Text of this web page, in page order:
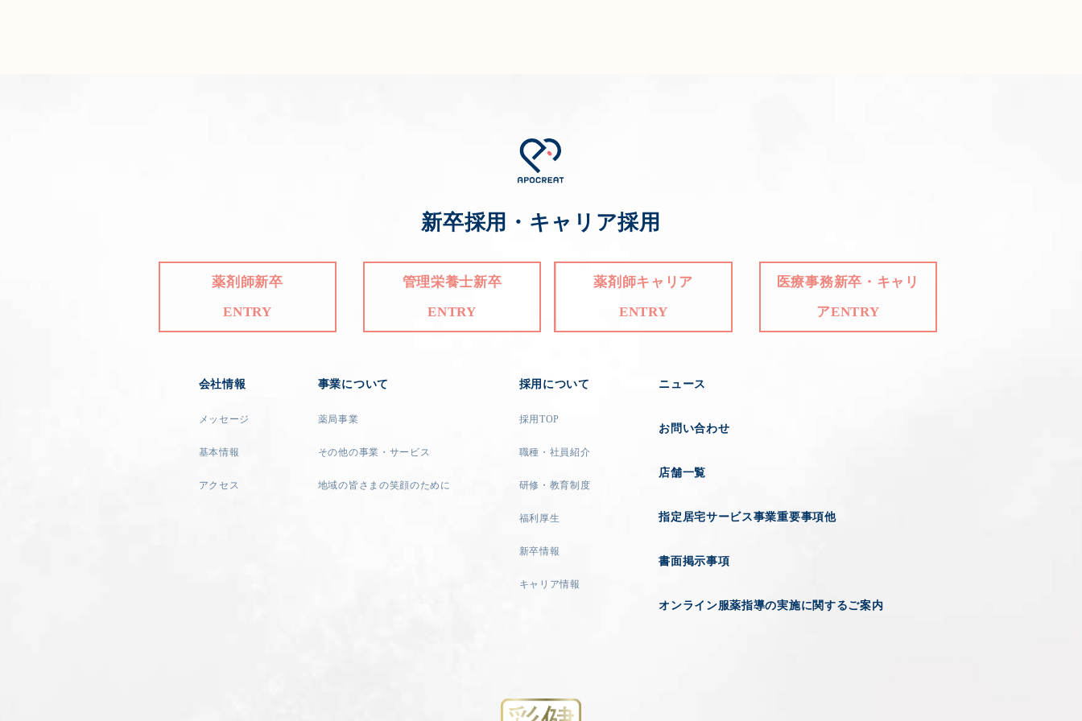
新卒採用・キャリア採用
薬剤師新卒
ENTRY
管理栄養士新卒
ENTRY
薬剤師キャリア
ENTRY
医療事務新卒・キャリ
アENTRY
会社情報
メッセージ
基本情報
アクセス
事業について
薬局事業
その他の事業・サービス
地域の皆さまの笑顔のために
採用について
採用TOP
職種・社員紹介
研修・教育制度
福利厚生
新卒情報
キャリア情報
ニュース
お問い合わせ
店舗一覧
指定居宅サービス事業重要事項他
書面掲示事項
オンライン服薬指導の実施に関するご案内